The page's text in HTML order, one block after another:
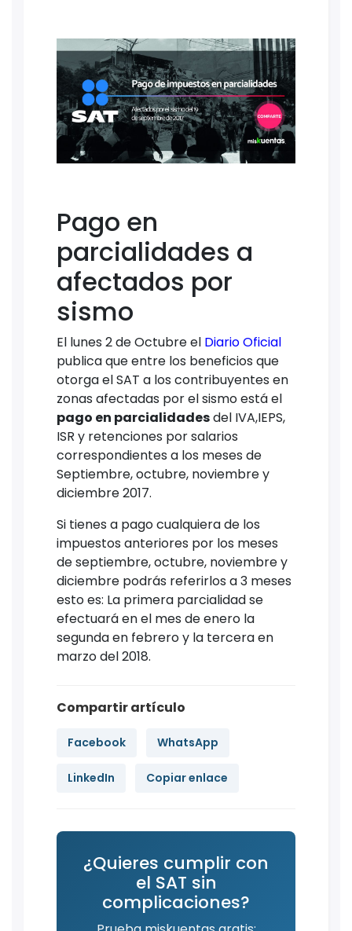
Pago en
parcialidades a
afectados por
sismo
El lunes 2 de Octubre el Diario Oficial
publica que entre los beneficios que
otorga el SAT a los contribuyentes en
zonas afectadas por el sismo está el
pago en parcialidadesdel IVA,IEPS,
ISR y retenciones por salarios
correspondientes a los meses de
Septiembre, octubre, noviembre y
diciembre 2017.
Si tienes a pago cualquiera de los
impuestos anteriores por los meses
de septiembre, octubre, noviembre y
diciembre podrás referirlos a 3 meses
esto es: La primera parcialidad se
efectuará en el mes de enero la
segunda en febrero y la tercera en
marzo del 2018.
Compartir artículo
Facebook WhatsApp
LinkedIn Copiar enlace
¿Quieres cumplir con
el SAT sin
complicaciones?